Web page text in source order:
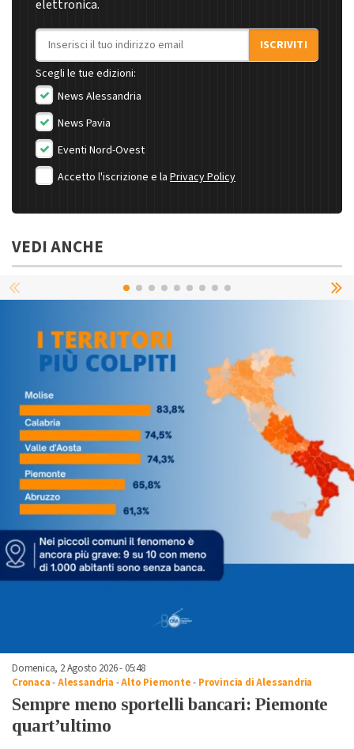
elettronica.
Indirizzo email
ISCRIVITI
Scegli le tue edizioni:
News Alessandria
News Pavia
Eventi Nord-Ovest
Accetto l'iscrizione e la Privacy Policy
VEDI ANCHE
Domenica, 2 Agosto 2026 - 05:48
Cronaca-Alessandria -Alto Piemonte- Provincia di Alessandria
Sempre meno sportelli bancari: Piemonte
quart’ultimo